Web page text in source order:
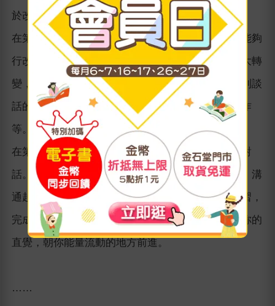
於改變我們談話的方法，得到更好的結果。
在第二部分，我描述了有意識的七大轉變，使我們能夠
行改變人生的對話。我透過七個人的故事來解釋七大轉
變，他們在生命中的重大時刻「竭盡全力」，以找到談
話的方法，這些時刻包含離開一段關係、接受新工作
等。
在第三部分，我會提供一些練習，協助你展開重要對
話。只要知道準備的方法，即使是談論棘手的事情，溝
通起來也會比想像中簡單。你不需要做完所有的練習，
完成一項練習或許已足以創造所需的轉變。請運用你的
直覺，朝你能量流動的地方前進。
……